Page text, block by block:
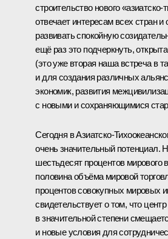
строительство нового «азиатско-
отвечает интересам всех стран и
развивать спокойную
ещё раз это подчеркнуть,
(это уже вторая наша встреча в
и для создания различных
экономик, развития
с новыми и сохраняющимися
Сегодня в Азиатско-
очень значительный потенциал.
шестьдесят процентов мирового
половина объёма мировой
процентов совокупных мировых
свидетельствует о том, что
в значительной степени
и новые условия для